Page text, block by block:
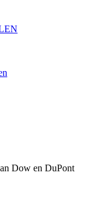
Dow en DuPont